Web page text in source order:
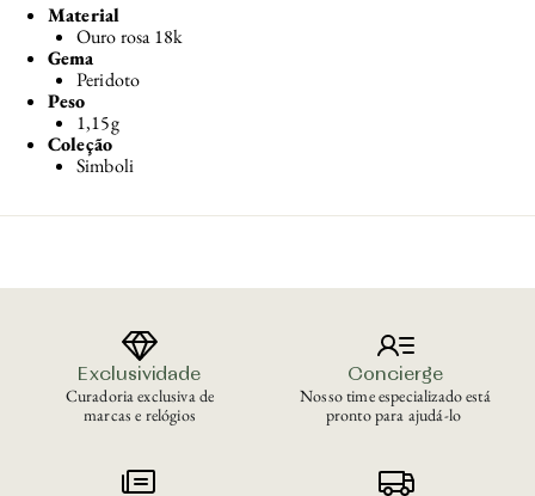
Material
Ouro rosa 18k
Gema
Peridoto
Peso
1,15g
Coleção
Simboli
Exclusividade
Curadoria exclusiva de
marcas e relógios
Concierge
Nosso time especializado está
pronto para ajudá-lo